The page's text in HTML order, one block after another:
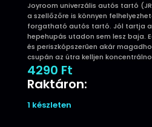
Joyroom univerzális autós tartó
a szellőzőre is könnyen
forgatható autós tartó. Jól tartja a
hepehupás utadon sem lesz baja.
és periszkópszerűen akár
csupán az útra kelljen
4290 Ft
Raktáron:
1 készleten